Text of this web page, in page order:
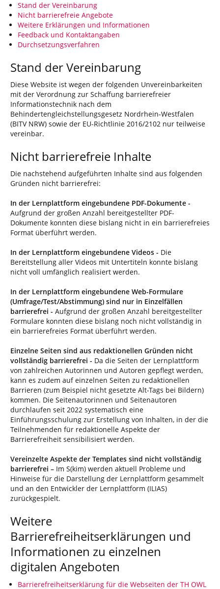
Stand der Vereinbarung
Nicht barrierefreie Angebote
Weitere Erklärungen und Informationen
Feedback und Kontaktangaben
Durchsetzungsverfahren
Stand der Vereinbarung
Diese Website ist wegen der folgenden Unvereinbarkeiten
mit der Verordnung zur Schaffung barrierefreier
Informationstechnik nach dem
Behindertengleichstellungsgesetz Nordrhein-Westfalen
(BITV NRW) sowie der EU-Richtlinie 2016/2102 nur teilweise
vereinbar.
Nicht barrierefreie Inhalte
Die nachstehend aufgeführten Inhalte sind aus folgenden
Gründen nicht barrierefrei:
In der Lernplattform eingebundene PDF-Dokumente -
Aufgrund der großen Anzahl bereitgestellter PDF-
Dokumente konnten diese bislang nicht in ein barrierefreies
Format überführt werden.
In der Lernplattform eingebundene Videos - Die
Bereitstellung aller Videos mit Untertiteln konnte bislang
nicht voll umfänglich realisiert werden.
In der Lernplattform eingebundene Web-Formulare
(Umfrage/Test/Abstimmung) sind nur in Einzelfällen
barrierefrei - Aufgrund der großen Anzahl bereitgestellter
Formulare konnten diese bislang noch nicht vollständig in
ein barrierefreies Format überführt werden.
Einzelne Seiten sind aus redaktionellen Gründen nicht
vollständig barrierefrei - Da die Seiten der Lernplattform
von zahlreichen Autorinnen und Autoren gepflegt werden,
kann es zudem auf einzelnen Seiten zu redaktionellen
Barrieren (zum Beispiel nicht gesetzte Alt-Tags bei Bildern)
kommen. Die Seitenautorinnen und Seitenautoren
durchlaufen seit 2022 systematisch eine
Einführungsschulung zur Erstellung von Inhalten, in der die
Teilnehmenden für redaktionelle Aspekte der
Barrierefreiheit sensibilisiert werden.
Vereinzelte Aspekte der Templates sind nicht vollständig
barrierefrei – Im S(kim) werden aktuell Probleme und
Hinweise für die Darstellung der Lernplattform gesammelt
und an den Entwickler der Lernplattform (ILIAS)
zurückgespielt.
Weitere
Barrierefreiheitserklärungen und
Informationen zu einzelnen
digitalen Angeboten
Barrierefreiheitserklärung für die Webseiten der TH OWL